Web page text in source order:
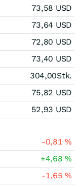
73,58 USD
73,64 USD
72,80 USD
73,40 USD
304,00Stk.
75,82 USD
52,93 USD
-0,81%
+4,68%
-1,65%